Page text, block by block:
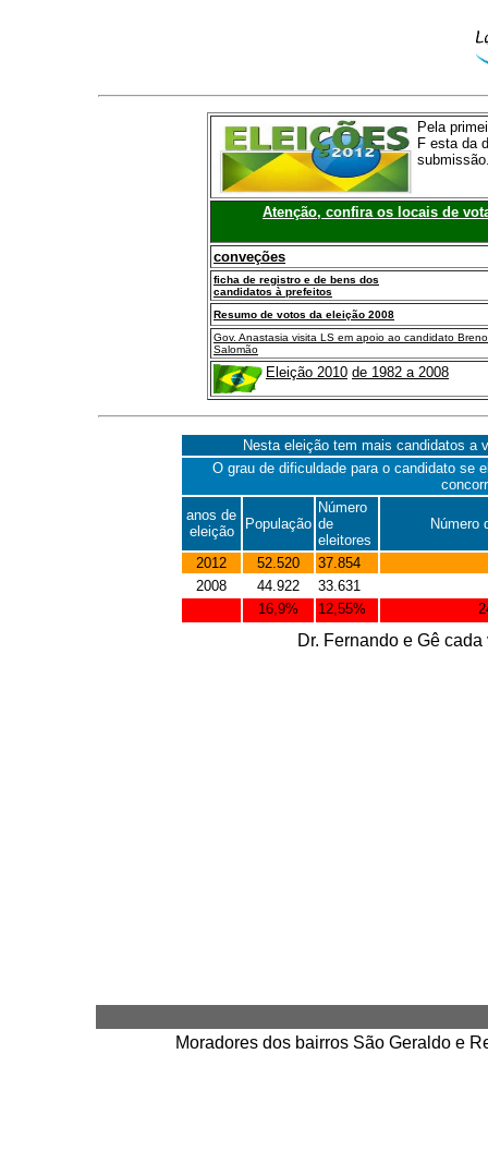
Pela
F esta da
Atenção, confira os locais de
conveções
ficha de registro e de bens dos
candidatos à prefeitos
Resumo de votos da eleição 2008
Gov. Anastasia visita LS em apoio ao candidato Breno
Salomão
Eleição 2010 de 1982 a 2008
Nesta eleição tem mais candidatos a
O grau de dificuldade para o candidato se
anos de
eleição
População
Número
de
eleitores
Número
2012 52.520
37.854
2008
44.922
33.631
16,9%
12,55%
Dr. Fernando e Gê
Moradores dos bairros São Geraldo e